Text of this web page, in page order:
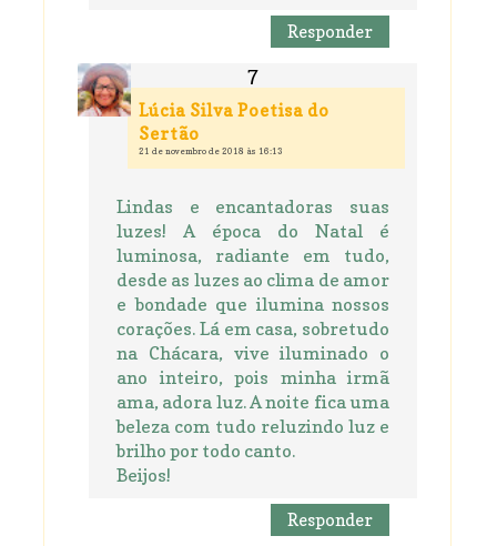
Responder
Lúcia Silva Poetisa do
Sertão
21 de novembro de 2018 às 16:13
Lindas e encantadoras suas
luzes! A época do Natal é
luminosa, radiante em tudo,
desde as luzes ao clima de amor
e bondade que ilumina nossos
corações. Lá em casa, sobretudo
na Chácara, vive iluminado o
ano inteiro, pois minha irmã
ama, adora luz. A noite fica uma
beleza com tudo reluzindo luz e
brilho por todo canto.
Beijos!
Responder